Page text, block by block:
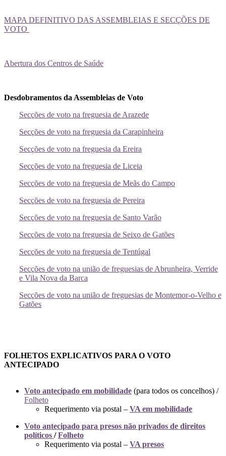
MAPA DEFINITIVO DAS ASSEMBLEIAS E SECÇÕES DE
VOTO
Abertura dos Centros de Saúde
Desdobramentos da Assembleias de Voto
Secções de voto na freguesia de Arazede
Secções de voto na freguesia da Carapinheira
Secções de voto na freguesia da Ereira
Secções de voto na freguesia de Liceia
Secções de voto na freguesia de Meãs do Campo
Secções de voto na freguesia de Pereira
Secções de voto na freguesia de Santo Varão
Secções de voto na freguesia de Seixo de Gatões
Secções de voto na freguesia de Tentúgal
Secções de voto na união de freguesias de Abrunheira, Verride
e Vila Nova da Barca
Secções de voto na união de freguesias de Montemor-o-Velho e
Gatões
FOLHETOS EXPLICATIVOS PARA O VOTO
ANTECIPADO
Voto antecipado em mobilidade (para todos os concelhos) /
Folheto
Requerimento via postal – VA em mobilidade
Voto antecipado para presos não privados de direitos
políticos /Folheto
Requerimento via postal – VA presos